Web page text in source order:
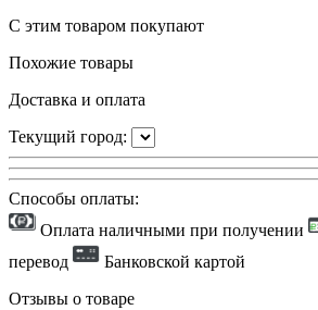
С этим товаром покупают
Похожие товары
Доставка и оплата
Текущий город:
Способы оплаты:
Оплата наличными при получении
перевод
Банковской картой
Отзывы о товаре